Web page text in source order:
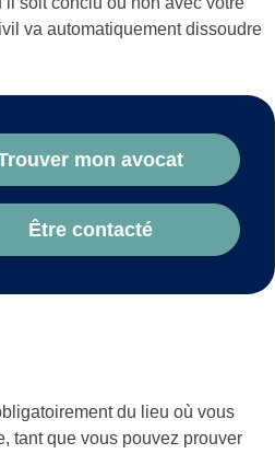
va automatiquement dissoudre
mon avocat
Être contacté
du lieu où vous
tant que vous pouvez prouver